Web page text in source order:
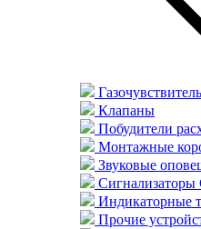
Клапаны
Побудители
Монтажные
Звуковые
Индикаторные
Прочие